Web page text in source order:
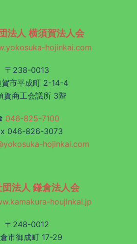
法人 横須賀法人会
hojinkai.com
〒238-0013
賀市平成町 2-14-4
賀商工会議所 3階
046-825-7100
046-826-3073
hojinkai.com
法人 鎌倉法人会
houjinkai.jp
〒248-0012
市御成町 17-29